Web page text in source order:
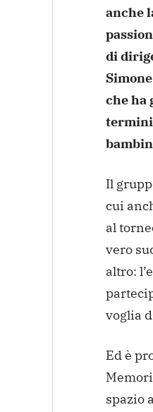
anche
di
che ha
termini
Il
cui
al
vero
altro:
voglia
Ed è
spazio